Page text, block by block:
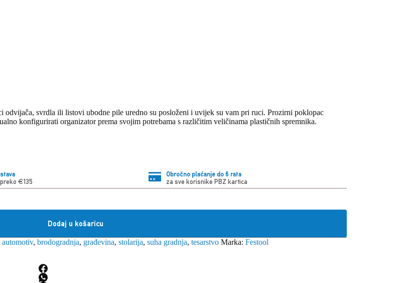
svrdla ili listovi ubodne pile uredno su posloženi i uvijek su vam pri ruci. Prozirni poklopac
konfigurirati organizator prema svojim potrebama s različitim veličinama plastičnih spremnika.
€135
Obročno plaćanje do 6 rata
za sve korisnike PBZ kartica
Dodaj u košaricu
automotiv, brodogradnja, građevina, stolarija, suha gradnja, tesarstvo Marka: Festool